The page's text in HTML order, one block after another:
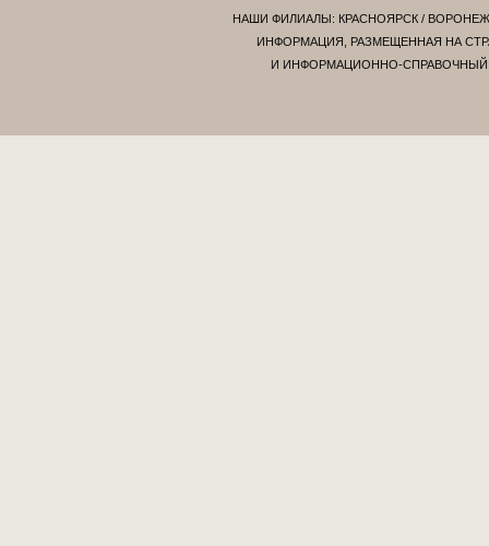
НАШИ ФИЛИАЛЫ: КРАСНОЯРСК / ВОРОНЕЖ
ИНФОРМАЦИЯ, РАЗМЕЩЕННАЯ НА
И ИНФОРМАЦИОННО-СПРАВОЧНЫЙ